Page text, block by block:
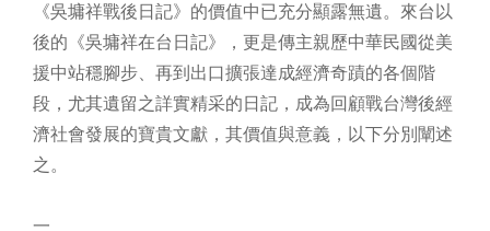
《吳墉祥戰後日記》的價值中已充分顯露無遺。來台以
後的《吳墉祥在台日記》，更是傳主親歷中華民國從美
援中站穩腳步、再到出口擴張達成經濟奇蹟的各個階
段，尤其遺留之詳實精采的日記，成為回顧戰台灣後經
濟社會發展的寶貴文獻，其價值與意義，以下分別闡述
之。
一